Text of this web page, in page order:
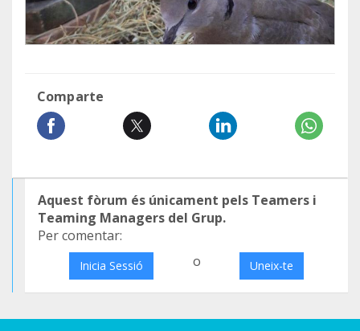
Comparte
Aquest fòrum és únicament pels Teamers i
Teaming Managers del Grup.
Per comentar:
Inicia Sessió o Uneix-te